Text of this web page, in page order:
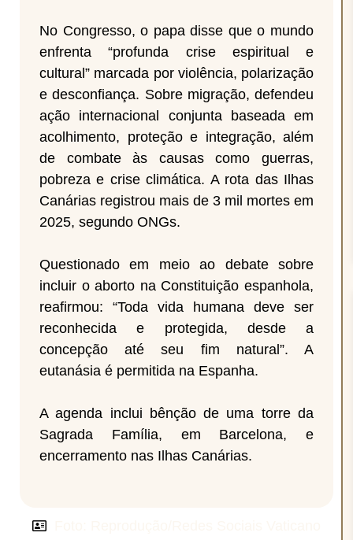
No Congresso, o papa disse que o mundo
enfrenta “profunda crise espiritual e
cultural” marcada por violência, polarização
e desconfiança. Sobre migração, defendeu
ação internacional conjunta baseada em
acolhimento, proteção e integração, além
de combate às causas como guerras,
pobreza e crise climática. A rota das Ilhas
Canárias registrou mais de 3 mil mortes em
2025, segundo ONGs.
Questionado em meio ao debate sobre
incluir o aborto na Constituição espanhola,
reafirmou: “Toda vida humana deve ser
reconhecida e protegida, desde a
concepção até seu fim natural”. A
eutanásia é permitida na Espanha.
A agenda inclui bênção de uma torre da
Sagrada Família, em Barcelona, e
encerramento nas Ilhas Canárias.